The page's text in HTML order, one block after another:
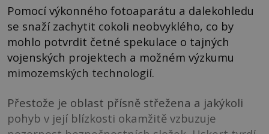
Pomocí výkonného fotoaparátu a dalekohledu
se snaží zachytit cokoli neobvyklého, co by
mohlo potvrdit četné spekulace o tajných
vojenských projektech a možném výzkumu
mimozemských technologií.
Přestože je oblast přísně střežena a jakýkoli
pohyb v její blízkosti okamžitě vzbuzuje